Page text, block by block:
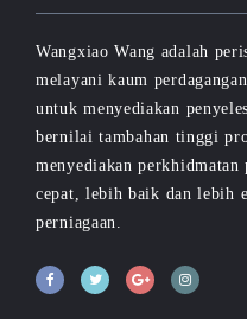
Wangxiao Wang adalah
melayani kaum
untuk menyediakan
bernilai tambahan tinggi
menyediakan
cepat, lebih baik dan lebih
perniagaan.